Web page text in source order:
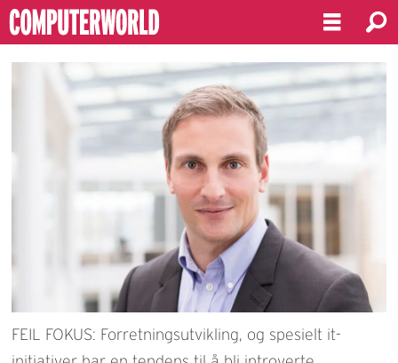
FEIL FOKUS: Forretningsutvikling, og spesielt it-